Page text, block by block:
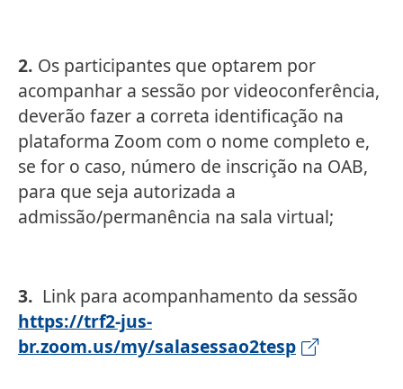
2. Os participantes que optarem por
acompanhar a sessão por videoconferência,
deverão fazer a correta identificação na
plataforma Zoom com o nome completo e,
se for o caso, número de inscrição na OAB,
para que seja autorizada a
admissão/permanência na sala virtual;
3. Link para acompanhamento da sessão
https://trf2-jus-
br.zoom.us/my/salasessao2tesp